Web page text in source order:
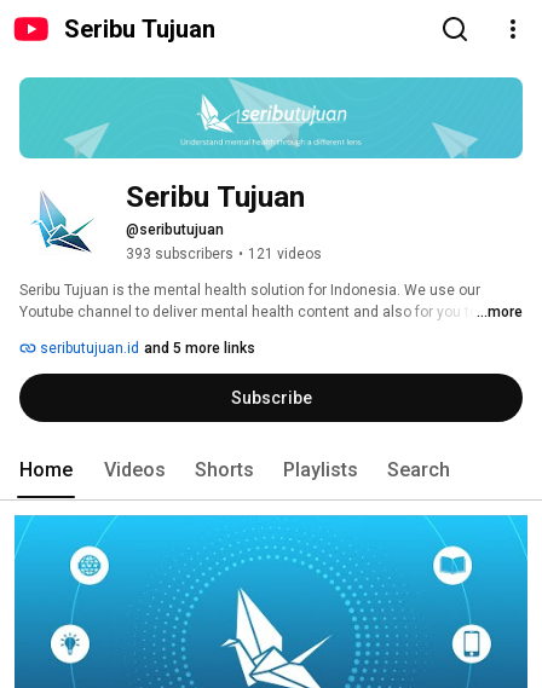
Seribu Tujuan
Seribu Tujuan
@seributujuan
393 subscribers • 121 videos
Seribu Tujuan is the mental health solution for Indonesia. We use our
Youtube channel to deliver mental health content and also for you to be a
...more
seributujuan.id and 5 more links
Subscribe
Home Videos Shorts Playlists Search